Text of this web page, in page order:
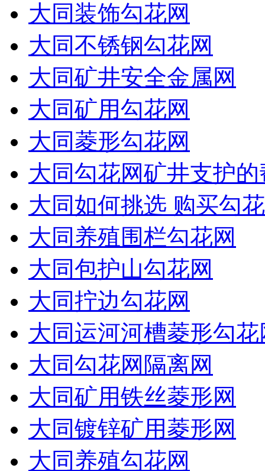
大同装饰勾花网
大同不锈钢勾花网
大同矿井安全金属网
大同矿用勾花网
大同菱形勾花网
大同勾花网矿井支护的
大同如何挑选 购买勾
大同养殖围栏勾花网
大同包护山勾花网
大同拧边勾花网
大同运河河槽菱形勾花
大同勾花网隔离网
大同矿用铁丝菱形网
大同镀锌矿用菱形网
大同养殖勾花网